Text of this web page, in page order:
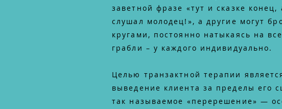
заветной фразе «тут и сказке конец,
слушал молодец!», а другие могут
кругами, постоянно натыкаясь на
грабли – у каждого индивидуально.
Целью транзактной терапии
выведение клиента за пределы его
так называемое «перерешение» —